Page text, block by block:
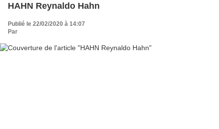
HAHN Reynaldo Hahn
Publié le 22/02/2020 à 14:07
Par